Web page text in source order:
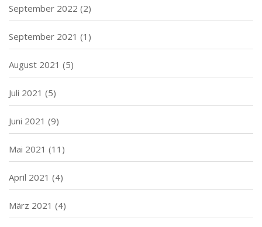
September 2022 (2)
September 2021 (1)
August 2021 (5)
Juli 2021 (5)
Juni 2021 (9)
Mai 2021 (11)
April 2021 (4)
März 2021 (4)